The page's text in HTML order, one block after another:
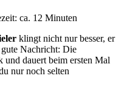
ca. 12 Minuten
klingt nicht nur besser, er
Nachricht: Die
dauert beim ersten Mal
nur noch selten